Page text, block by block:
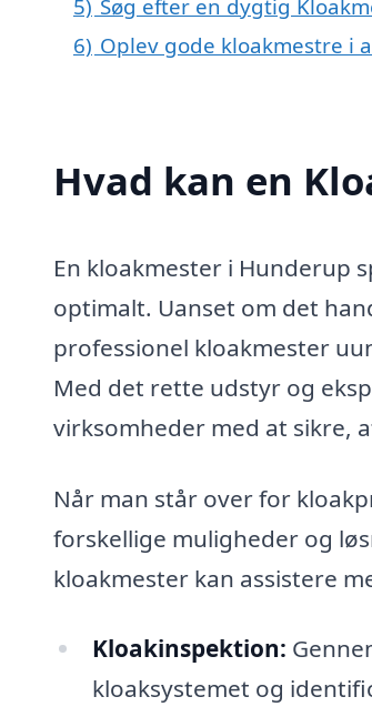
5) Søg efter en dygtig
6) Oplev gode kloakmestre i
Hvad kan en
En kloakmester i Hunderup
optimalt. Uanset om det
professionel kloakmester
Med det rette udstyr og
virksomheder med at sikre,
Når man står over for
forskellige muligheder og
kloakmester kan assistere
Kloakinspektion:
kloaksystemet og